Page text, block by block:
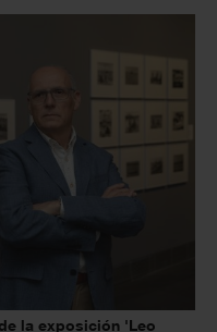
la exposición 'Leo